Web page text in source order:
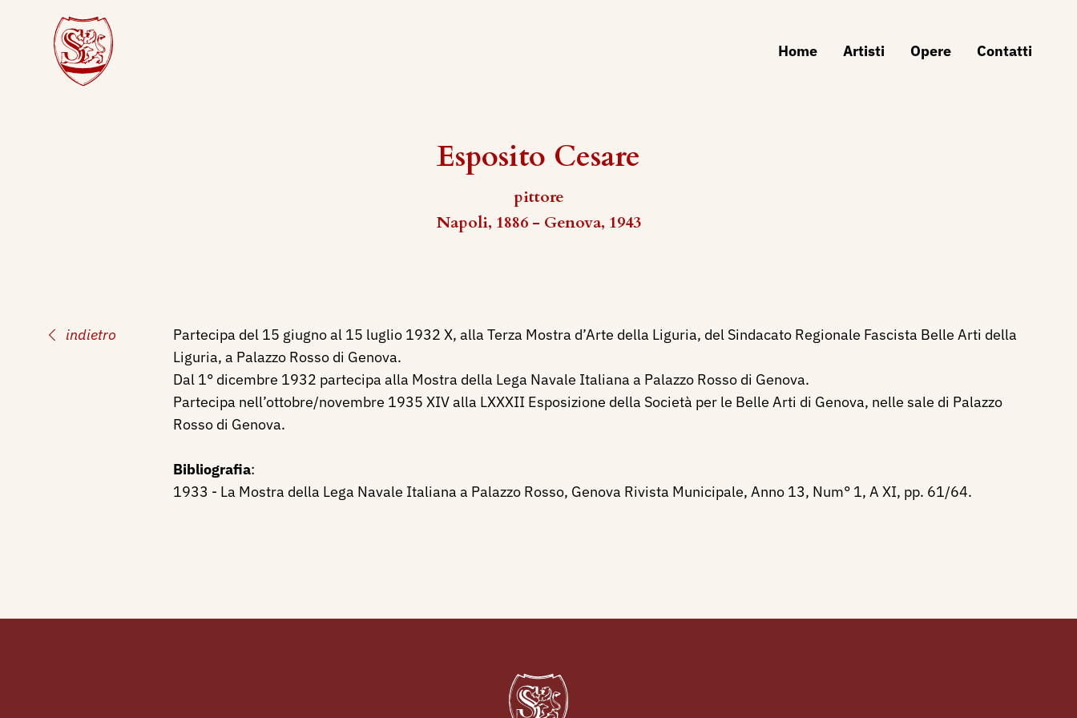
Home Artisti Opere Contatti
Esposito Cesare
pittore
Napoli, 1886 - Genova, 1943
indietro
Partecipa del 15 giugno al 15 luglio 1932 X, alla Terza Mostra d’Arte della Liguria, del Sindacato Regionale Fascista Belle Arti della
Liguria, a Palazzo Rosso di Genova.
Dal 1° dicembre 1932 partecipa alla Mostra della Lega Navale Italiana a Palazzo Rosso di Genova.
Partecipa nell’ottobre/novembre 1935 XIV alla LXXXII Esposizione della Società per le Belle Arti di Genova, nelle sale di Palazzo
Rosso di Genova.
Bibliografia:
1933 - La Mostra della Lega Navale Italiana a Palazzo Rosso, Genova Rivista Municipale, Anno 13, Num° 1, A XI, pp. 61/64.